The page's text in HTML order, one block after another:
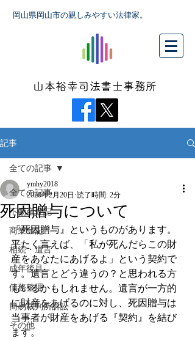
岡山県岡山市の親しみやすい法律家。
山本裕幸司法書士事務所
記事
全ての記事
不動産登記
商業登記
相続・遺言
成年後見
債務整理
簡易裁判所訴訟
その他
全ての記事
死因贈与について
ymhy2018
2020年2月20日 読了時間: 2分
『死因贈与』というものがあります。
平たく言えば、「私が死んだらこの財
産をあなたにあげるよ」という契約で
す。遺言とどう違うの？と思われる方
もいるかもしれません。遺言が一方的
に財産をあげるのに対し、死因贈与は
当事者が財産をあげる『契約』を結び
ます。